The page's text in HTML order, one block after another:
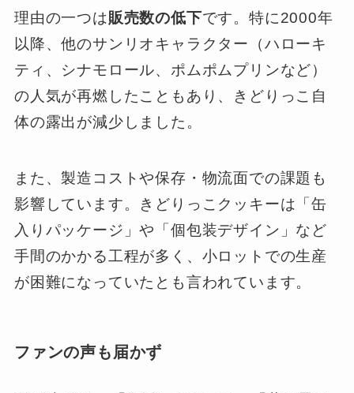
理由の一つは販売数の低下です。特に2000年
以降、他のサンリオキャラクター（ハローキ
ティ、シナモロール、ポムポムプリンなど）
の人気が再燃したこともあり、きどりっこ自
体の露出が減少しました。
また、製造コストや保存・物流面での課題も
影響しています。きどりっこクッキーは「缶
入りパッケージ」や「個包装デザイン」など
手間のかかる工程が多く、小ロットでの生産
が困難になっていたとも言われています。
ファンの声も届かず